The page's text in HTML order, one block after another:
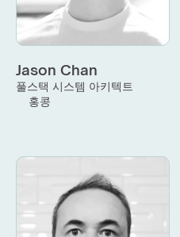
Jason Chan
풀스택 시스템 아키텍트
홍콩